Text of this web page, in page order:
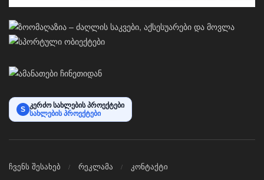
S კერძო სახლების პროექტები
სახლების პროექტები
ჩვენს შესახებ რეკლამა კონტაქტი